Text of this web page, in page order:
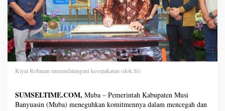
Kiyai Rohman menandatangani kesepakatan (dok:St)
SUMSELTIME.COM, Muba – Pemerintah Kabupaten Musi
Banyuasin (Muba) meneguhkan komitmennya dalam mencegah dan